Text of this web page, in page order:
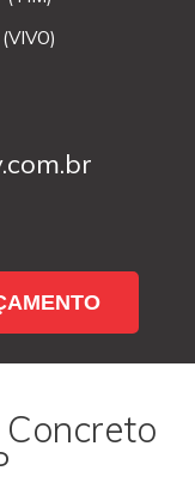
(VIVO)